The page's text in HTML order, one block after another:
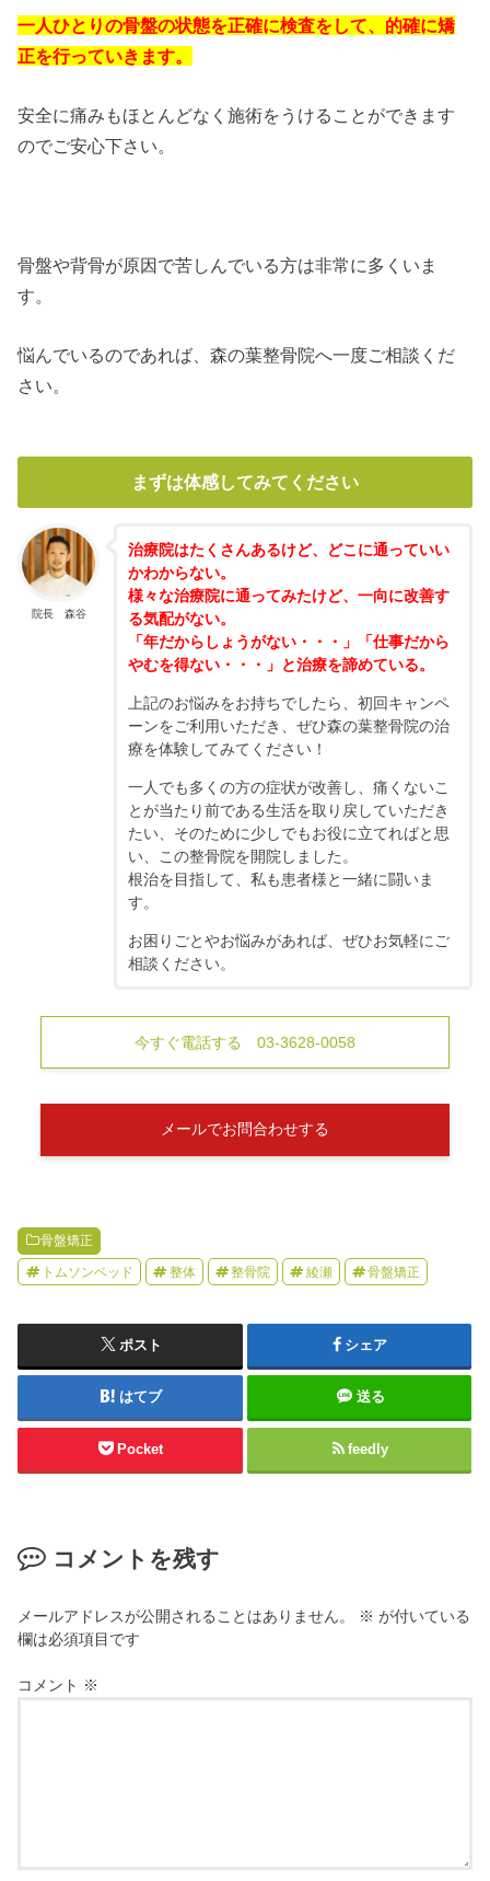
一人ひとりの骨盤の状態を正確に検査をして、的確に矯
正を行っていきます。
安全に痛みもほとんどなく施術をうけることができます
のでご安心下さい。
骨盤や背骨が原因で苦しんでいる方は非常に多くいま
す。
悩んでいるのであれば、森の葉整骨院へ一度ご相談くだ
さい。
まずは体感してみてください
院長 森谷
治療院はたくさんあるけど、どこに通っていい
かわからない。
様々な治療院に通ってみたけど、一向に改善す
る気配がない。
「年だからしょうがない・・・」「仕事だから
やむを得ない・・・」と治療を諦めている。
上記のお悩みをお持ちでしたら、初回キャンペ
ーンをご利用いただき、ぜひ森の葉整骨院の治
療を体験してみてください！
一人でも多くの方の症状が改善し、痛くないこ
とが当たり前である生活を取り戻していただき
たい、そのために少しでもお役に立てればと思
い、この整骨院を開院しました。
根治を目指して、私も患者様と一緒に闘いま
す。
お困りごとやお悩みがあれば、ぜひお気軽にご
相談ください。
今すぐ電話する 03-3628-0058
メールでお問合わせする
骨盤矯正
トムソンベッド 整体 整骨院 綾瀬 骨盤矯正
ポスト シェア
はてブ 送る
Pocket feedly
コメントを残す
メールアドレスが公開されることはありません。 ※ が付いている
欄は必須項目です
コメント ※